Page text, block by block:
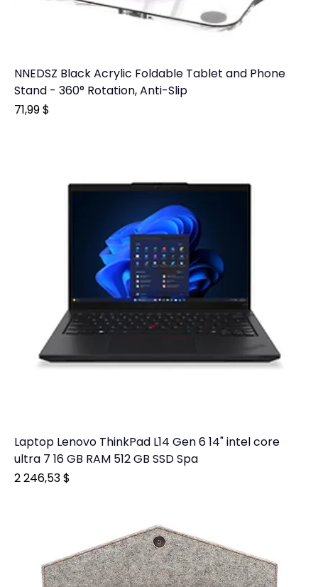
NNEDSZ Black Acrylic Foldable Tablet and Phone
Stand - 360° Rotation, Anti-Slip
Prix
71,99 $
Laptop Lenovo ThinkPad L14 Gen 6 14" intel core
ultra 7 16 GB RAM 512 GB SSD Spa
Prix
2 246,53 $